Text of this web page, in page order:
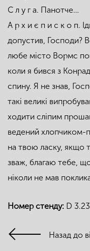
С л у г а. Панотче…
А р х и є п и с к о п.
допустив, Господи?
любе місто Вормс
коли я бився з
спину. Я не знав,
такі великі
ходити сліпим
ведений хлопчиком-
на твою ласку, якщо
зваж, благаю тебе,
ніколи не мав
Номер стенду: D 3.23
Назад до